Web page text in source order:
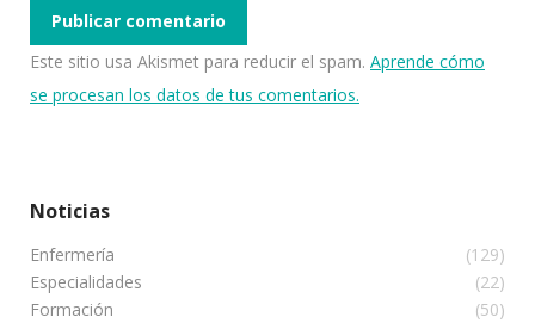
Publicar comentario
Este sitio usa Akismet para reducir el spam. Aprende cómo
se procesan los datos de tus comentarios.
Noticias
Enfermería
(129)
Especialidades
(22)
Formación
(50)